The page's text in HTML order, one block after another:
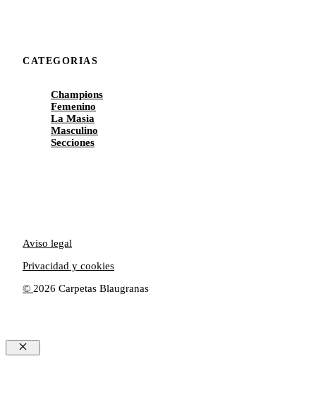
CATEGORIAS
Champions
Femenino
La Masia
Masculino
Secciones
© 2026 Carpetas Blaugranas
Aviso legal
Privacidad y cookies
Cerrar